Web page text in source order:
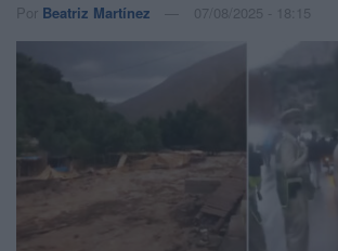
Por Beatriz Martínez 07/08/2025 - 18:15